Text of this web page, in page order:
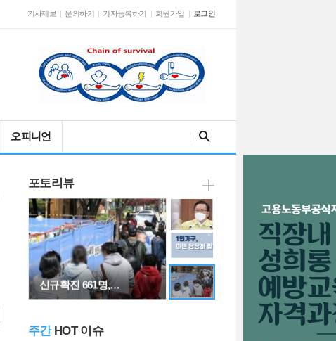
기사제보 문의하기 기자등록하기 회원가입 로그인
오피니언
포토리뷰
김 총리 "백신 1…
[웹툰] 1인 가구…
신규확진 661명,…
주간HOT 이슈